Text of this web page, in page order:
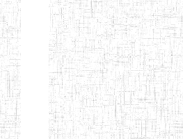
Chercher:
Effacer les filtres
Denomination